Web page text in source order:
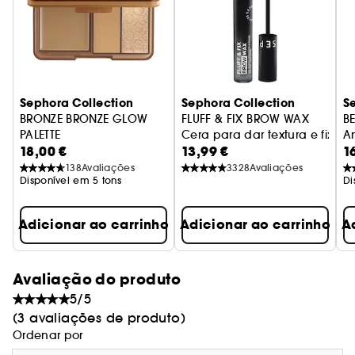
Vegan :Produtos fabricados com ingredientes de
Sephora Collection
BRONZE BRONZE GLOW
PALETTE
Trio de bronzers e iluminadores multitexturas
18,00 €
138Avaliações
Disponível em 5 tons
Adicionar ao carrinho
Sephora Collection
FLUFF & FIX BROW WAX
Cera para dar textura e fixar
13,99 €
3328Avaliações
Adicionar ao carrinho
Avaliação do produto
5/5
(3 avaliações de produto)
Ordenar por